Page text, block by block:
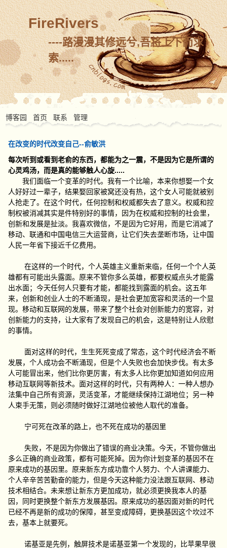
FireRivers
----路漫漫其修远兮,吾将上下而求
索.....
博客园 首页 联系 管理
在改变的时代改变自己--俞敏洪
每次听到或看到老俞的东西，都能为之一震，不是因为它是所谓的
心灵鸡汤，而是真的能够触人心旋.....
我们面临一个变革的时代。我有一个比喻，本来你想娶一个女
人好好过一辈子，结果娶回家被窝还没有热，这个女人可能就被别
人抢走了。在这个时代，任何控制和权威都失去了意义。权威和控
制权被消减其实是件特别好的事情，因为在权威和控制的社会里，
创新和发展是扯淡。我喜欢微信，不是因为它好用，而是它消减了
移动、联通和中国电信三大运营商，让它们失去垄断市场，让中国
人民一年省下接近千亿费用。
在这样的一个时代，个人英雄主义重新来临，任何一个个人英
雄都有可能出头露面。原来不管你多么英雄，都要权威点头才能露
出水面；今天任何人只要有才能，都能找到露面的机会。这五年
来，创新和创业人士的不断涌现，是社会更加宽容和灵活的一个显
现。移动和互联网的发展，带来了整个社会对创新能力的宽容，对
创新能力的支持，让大家有了发现自己的机会，这是特别让人欣慰
的事情。
面对这样的时代，生生死死变成了常态，这个时代经济会不断
发展，个人成功会不断涌现，但是个人失败也会加快步伐。有太多
人可能冒出来，他们比你更厉害，有太多人比你更加知道如何应用
移动互联网等新技术。面对这样的时代，只有两种人：一种人想办
法集中自己所有资源，灵活变革，才能继续保持江湖地位；另一种
人束手无策，则必须随时做好江湖地位被他人取代的准备。
宁可死在改革的路上，也不死在成功的基因里
失败，不是因为你做出了错误的商业决策。今天，不管你做出
多么正确的商业政策，都有可能死掉。因为你计划变革的基因不在
原来成功的基因里。原来新东方成功靠个人努力、个人讲课能力、
个人辛辛苦苦勤奋的能力，但是今天这种能力没法跟互联网、移动
技术相结合。未来想让新东方更加成功，就必须更换我本人的基
因，同时更换整个新东方发展基因。原来成功的基因面对新的时代
已经不再是新的成功的保障，甚至变成障碍，更换基因这个坎过不
去，基本上就要死。
诺基亚是先例，触屏技术是诺基亚第一个发现的，比苹果早很